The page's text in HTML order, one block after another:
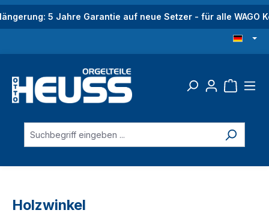
springen5 Jahre Garantie auf neue Setzer - für alle WAGO
Holzwinkel